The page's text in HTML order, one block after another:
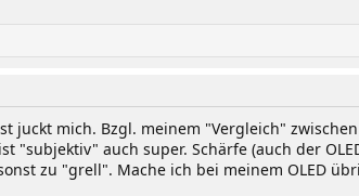
mich. Bzgl. meinem "Vergleich" zwischen
"subjektiv" auch super. Schärfe (auch der
zu "grell". Mache ich bei meinem OLED